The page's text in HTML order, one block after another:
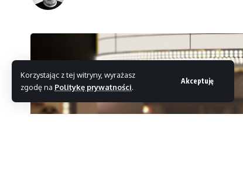
Korzystając z tej witryny, wyrażasz
zgodę na Politykę prywatności.
Akceptuję